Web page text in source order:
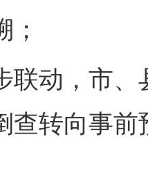
动，市、
查转向事